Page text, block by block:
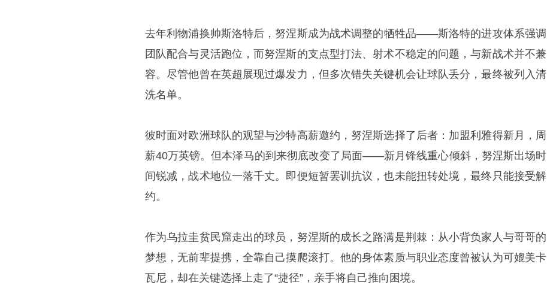
去年利物浦换帅斯洛特后，努涅斯成为战术调整的牺牲品——斯洛特的进攻体系强调
团队配合与灵活跑位，而努涅斯的支点型打法、射术不稳定的问题，与新战术并不兼
容。尽管他曾在英超展现过爆发力，但多次错失关键机会让球队丢分，最终被列入清
洗名单。
彼时面对欧洲球队的观望与沙特高薪邀约，努涅斯选择了后者：加盟利雅得新月，周
薪40万英镑。但本泽马的到来彻底改变了局面——新月锋线重心倾斜，努涅斯出场时
间锐减，战术地位一落千丈。即便短暂罢训抗议，也未能扭转处境，最终只能接受解
约。
作为乌拉圭贫民窟走出的球员，努涅斯的成长之路满是荆棘：从小背负家人与哥哥的
梦想，无前辈提携，全靠自己摸爬滚打。他的身体素质与职业态度曾被认为可媲美卡
瓦尼 ，却在关键选择上走了“捷径”，亲手将自己推向困境。